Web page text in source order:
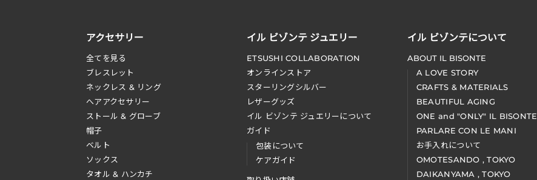
アクセサリー
全てを見る
ブレスレット
ネックレス & リング
へアアクセサリー
ストール & グローブ
帽子
ベルト
ソックス
タオル & ハンカチ
イル ビゾンテ ジュエリー
ETSUSHI COLLABORATION
オンラインストア
スターリングシルバー
レザーグッズ
イル ビゾンテ ジュエリーについて
ガイド
包装について
ケアガイド
イル ビゾンテについて
ABOUT IL BISONTE
A LOVE STORY
CRAFTS & MATERIALS
BEAUTIFUL AGING
ONE and "ONLY" IL BISONTE
PARLARE CON LE MANI
お手入れについて
OMOTESANDO , TOKYO
DAIKANYAMA , TOKYO